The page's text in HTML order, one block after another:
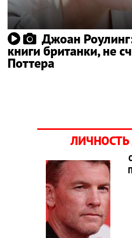
Джоан
книги британки, не
Поттера